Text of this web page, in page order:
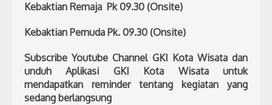
Kebaktian Remaja Pk 09.30 (Onsite)
Kebaktian Pemuda Pk. 09.30 (Onsite)
Subscribe Youtube Channel GKI Kota Wisata dan
unduh Aplikasi GKI Kota Wisata untuk
mendapatkan reminder tentang kegiatan yang
sedang berlangsung